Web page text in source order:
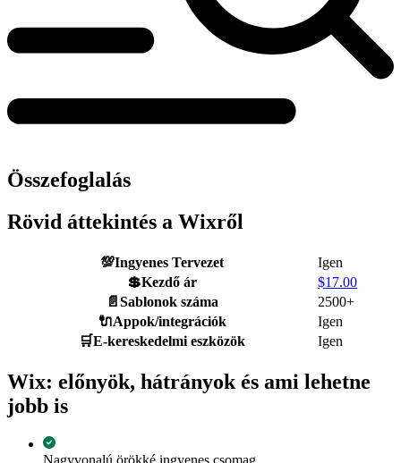
Összefoglalás
Rövid áttekintés a Wixről
💯Ingyenes Tervezet
Igen
💲Kezdő ár $17.00
📄 Sablonok száma
2500+
🔌Appok/integrációk
Igen
🛒E-kereskedelmi eszközök Igen
Wix: előnyök, hátrányok és ami lehetne
jobb is
Nagyvonalú örökké ingyenes csomag